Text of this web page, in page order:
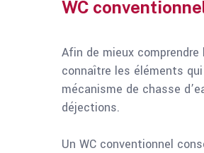
WC
Afin de mieux
connaître les éléments
mécanisme de chasse
déjections.
Un WC conventionnel